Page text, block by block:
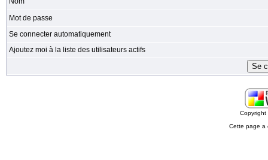
Mot de passe
Se connecter automatiquement
Ajoutez moi à la liste des utilisateurs actifs
Cette page a